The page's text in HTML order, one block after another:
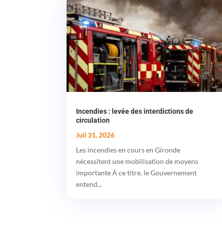
Incendies : levée des interdictions de
circulation
Juil 31, 2026
Les incendies en cours en Gironde
nécessitent une mobilisation de moyens
importante À ce titre, le Gouvernement
entend...